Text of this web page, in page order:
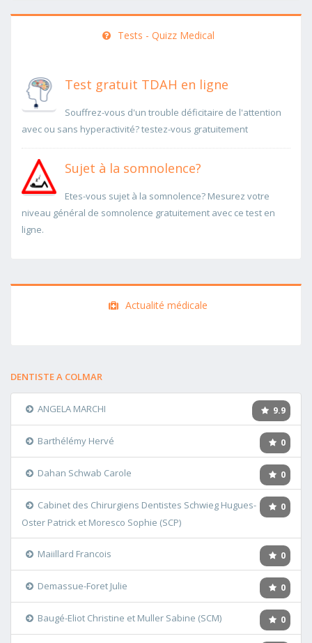
Tests - Quizz Medical
Test gratuit TDAH en ligne
Souffrez-vous d'un trouble déficitaire de l'attention
avec ou sans hyperactivité? testez-vous gratuitement
Sujet à la somnolence?
Etes-vous sujet à la somnolence? Mesurez votre
niveau général de somnolence gratuitement avec ce test en
ligne.
Actualité médicale
DENTISTE A COLMAR
9.9
ANGELA MARCHI
0
Barthélémy Hervé
0
Dahan Schwab Carole
0
Cabinet des Chirurgiens Dentistes Schwieg Hugues-
Oster Patrick et Moresco Sophie (SCP)
0
Maiillard Francois
0
Demassue-Foret Julie
0
Baugé-Eliot Christine et Muller Sabine (SCM)